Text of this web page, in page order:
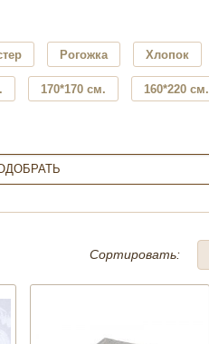
Рогожка Хлопок
170*170 см. 160*220 см.
Сортировать: